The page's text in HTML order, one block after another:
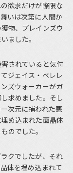
欲求だけが際限な
いは次第に人間か
物、プレインズウ
ました。
されていると気付
ジェイス・ベレレ
ズウォーカーがガ
求めました。そし
次元に捕われた悪
め込まれた面晶体
のでした。
クでしたが、それ
体を埋め込まれて